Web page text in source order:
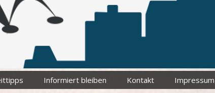
Informiert bleiben Kontakt Impressum